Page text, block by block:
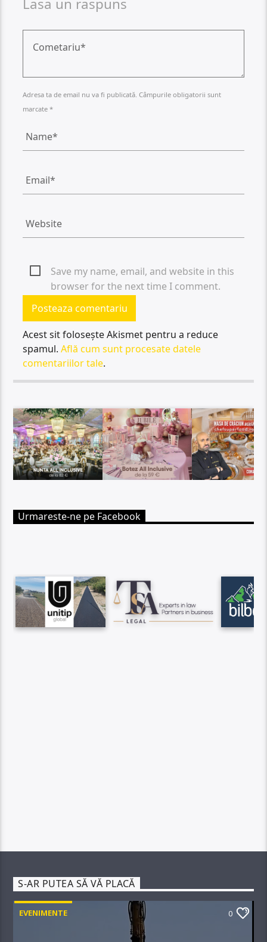
Lasa un raspuns
Adresa ta de email nu va fi publicată. Câmpurile obligatorii sunt
marcate *
Save my name, email, and website in this
browser for the next time I comment.
Acest sit folosește Akismet pentru a reduce
spamul.Află cum sunt procesate datele
comentariilor tale.
Urmareste-ne pe Facebook
S-AR PUTEA SĂ VĂ PLACĂ
EVENIMENTE 0